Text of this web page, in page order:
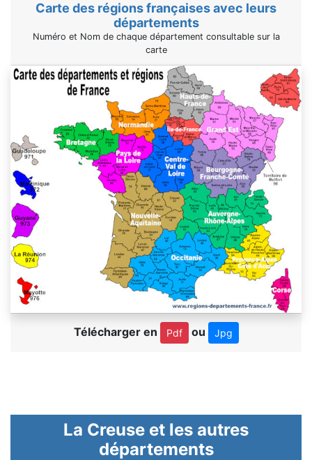
Carte des régions françaises avec leurs
départements
Numéro et Nom de chaque département consultable sur la
carte
Télécharger en Pdf ou Jpg
La Creuse et les autres
départements